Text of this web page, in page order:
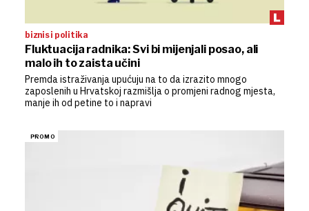
biznis i politika
Fluktuacija radnika: Svi bi mijenjali posao, ali
malo ih to zaista učini
Premda istraživanja upućuju na to da izrazito mnogo
zaposlenih u Hrvatskoj razmišlja o promjeni radnog mjesta,
manje ih od petine to i napravi